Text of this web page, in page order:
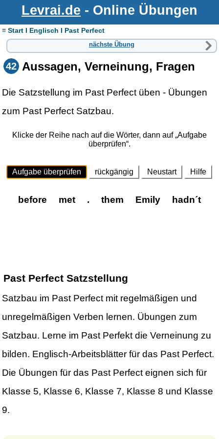
Levrai.de - Online Übungen
≡ Start I Englisch I Past Perfect
nächste Übung
42 Aussagen, Verneinung, Fragen
Die Satzstellung im Past Perfect üben - Übungen
zum Past Perfect Satzbau.
Past Perfect Satzstellung
Satzbau im Past Perfect mit regelmäßigen und
unregelmäßigen Verben lernen. Übungen zum
Satzbau. Lerne im Past Perfekt die Verneinung zu
bilden. Englisch-Arbeitsblätter für das Past Perfect.
Die Übungen für das Past Perfect eignen sich für
Klasse 5, Klasse 6, Klasse 7, Klasse 8 und Klasse
9.